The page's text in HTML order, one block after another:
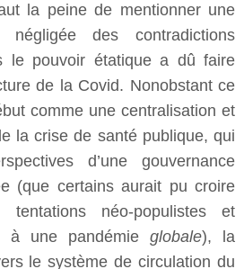
la peine de mentionner une
négligée des contradictions
le pouvoir étatique a dû faire
de la Covid. Nonobstant ce
comme une centralisation et
la crise de santé publique, qui
d’une gouvernance
(que certains aurait pu croire
néo-populistes et
à une pandémie globale), la
le système de circulation du